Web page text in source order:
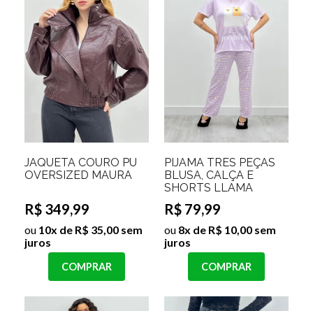
JAQUETA COURO PU
OVERSIZED MAURA
R$ 349,99
ou 10x de R$ 35,00 sem
juros
COMPRAR
PIJAMA TRES PEÇAS
BLUSA, CALÇA E
SHORTS LLAMA
R$ 79,99
ou 8x de R$ 10,00 sem
juros
COMPRAR